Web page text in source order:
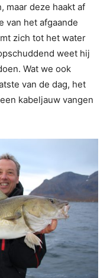
maar deze haakt af
van het afgaande
zich tot het water
weet hij
Wat we ook
van de dag, het
kabeljauw vangen